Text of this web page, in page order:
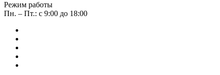
Режим работы
Пн. – Пт.: с 9:00 до 18:00